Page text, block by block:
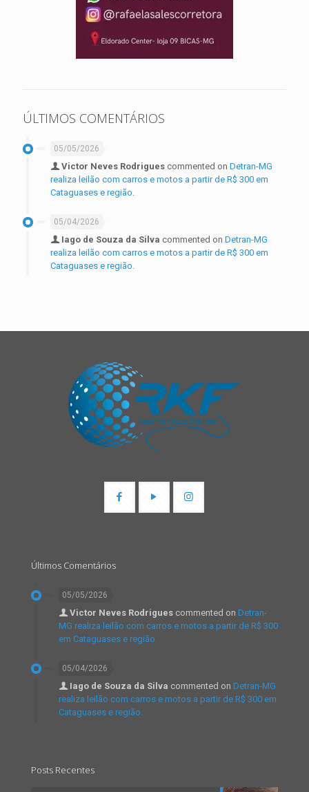
ÚLTIMOS COMENTÁRIOS
05/05/2026
Victor Neves Rodrigues commented on Detran-MG
realiza leilão com carros e motos a partir de R$ 300 em
Cataguases e região.
05/04/2026
Iago de Souza da Silva commented on Detran-MG
realiza leilão com carros e motos a partir de R$ 300 em
Cataguases e região.
Últimos Comentários
05/05/2026
Victor Neves Rodrigues commented on Detran-
MG realiza leilão com carros e motos a partir de R$ 300
em Cataguases e região.
05/04/2026
Iago de Souza da Silva commented on Detran-MG
realiza leilão com carros e motos a partir de R$ 300 em
Cataguases e região.
Posts Recentes